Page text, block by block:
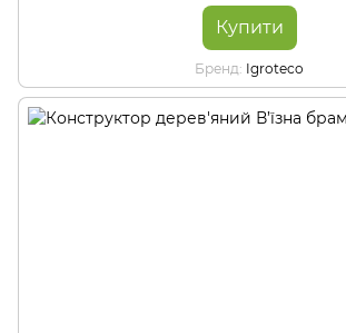
Купити
Бренд Igroteco